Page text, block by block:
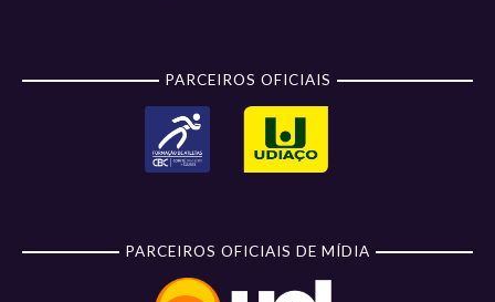
PARCEIROS OFICIAIS
PARCEIROS OFICIAIS DE MÍDIA